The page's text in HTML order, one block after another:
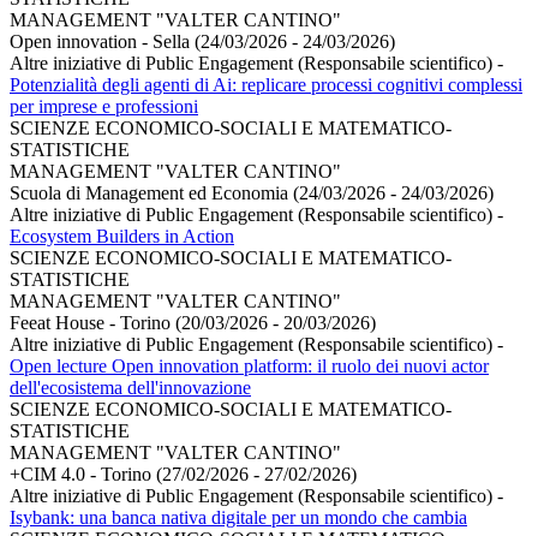
MANAGEMENT "VALTER CANTINO"
Open innovation - Sella (24/03/2026 - 24/03/2026)
Altre iniziative di Public Engagement (Responsabile scientifico) -
Potenzialità degli agenti di Ai: replicare processi cognitivi complessi
per imprese e professioni
SCIENZE ECONOMICO-SOCIALI E MATEMATICO-
STATISTICHE
MANAGEMENT "VALTER CANTINO"
Scuola di Management ed Economia (24/03/2026 - 24/03/2026)
Altre iniziative di Public Engagement (Responsabile scientifico) -
Ecosystem Builders in Action
SCIENZE ECONOMICO-SOCIALI E MATEMATICO-
STATISTICHE
MANAGEMENT "VALTER CANTINO"
Feeat House - Torino (20/03/2026 - 20/03/2026)
Altre iniziative di Public Engagement (Responsabile scientifico) -
Open lecture Open innovation platform: il ruolo dei nuovi actor
dell'ecosistema dell'innovazione
SCIENZE ECONOMICO-SOCIALI E MATEMATICO-
STATISTICHE
MANAGEMENT "VALTER CANTINO"
+CIM 4.0 - Torino (27/02/2026 - 27/02/2026)
Altre iniziative di Public Engagement (Responsabile scientifico) -
Isybank: una banca nativa digitale per un mondo che cambia